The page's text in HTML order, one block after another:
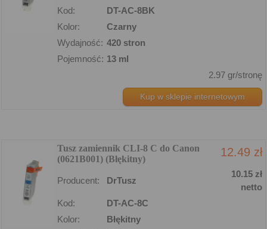
Kod:
DT-AC-8BK
Kolor:
Czarny
Wydajność: 420 stron
Pojemność: 13 ml
2.97 gr/stronę
Kup w sklepie internetowym
Tusz zamiennik CLI-8 C do Canon
(0621B001) (Błękitny)
12.49 zł
Producent: DrTusz
10.15 zł
netto
Kod:
DT-AC-8C
Kolor:
Błękitny